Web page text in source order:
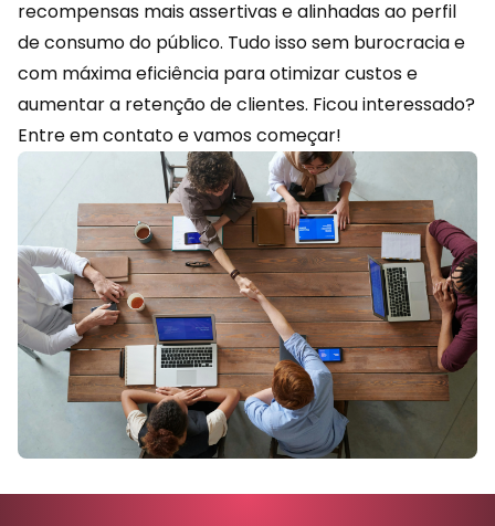
recompensas mais assertivas e alinhadas ao perfil
de consumo do público. Tudo isso sem burocracia e
com máxima eficiência para otimizar custos e
aumentar a retenção de clientes. Ficou interessado?
Entre em contatoe vamos começar!